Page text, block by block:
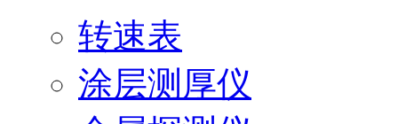
转速表
涂层测厚仪